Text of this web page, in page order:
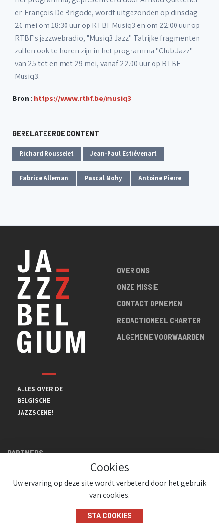
en François De Brigode, wordt uitgezonden op dinsdag
26 mei om 18:30 uur op RTBF Musiq3 en om 22:00 uur op
RTBF's jazzwebradio, "Musiq3 Jazz". Talrijke fragmenten
zullen ook te horen zijn in het programma "Club Jazz"
van 25 tot en met 29 mei, vanaf 22.00 uur op RTBF
Musiq3.
Bron : https://www.rtbf.be/musiq3
GERELATEERDE CONTENT
Richard Rousselet Jean-Paul Estiévenart
Fabrice Alleman Pascal Mohy Antoine Pierre
ALLES OVER DE
BELGISCHE
JAZZSCENE!
OVER ONS
ONZE MISSIE
CONTACT OPNEMEN
REDACTIONEEL CHARTER
ALGEMENE VOORWAARDEN
PARTNERS
Cookies
Uw ervaring op deze site wordt verbeterd door het gebruik
van cookies.
STA COOKIES